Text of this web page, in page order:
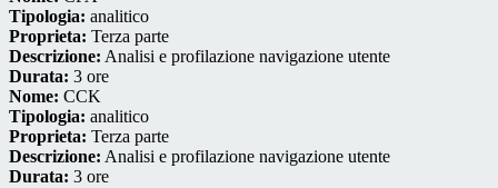
Tipologia: analitico
Proprieta: Terza parte
Descrizione: Analisi e profilazione navigazione utente
Durata: 3 ore
Nome: CCK
Tipologia: analitico
Proprieta: Terza parte
Descrizione: Analisi e profilazione navigazione utente
Durata: 3 ore